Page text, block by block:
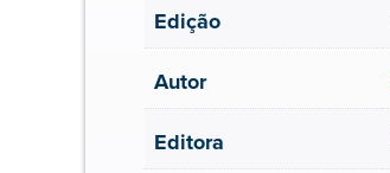
Edição
Autor
Editora